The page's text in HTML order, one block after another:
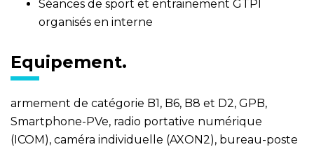
Séances de sport et entrainement GTPI
organisés en interne
Equipement.
armement de catégorie B1, B6, B8 et D2, GPB,
Smartphone-PVe, radio portative numérique
(ICOM), caméra individuelle (AXON2), bureau-poste